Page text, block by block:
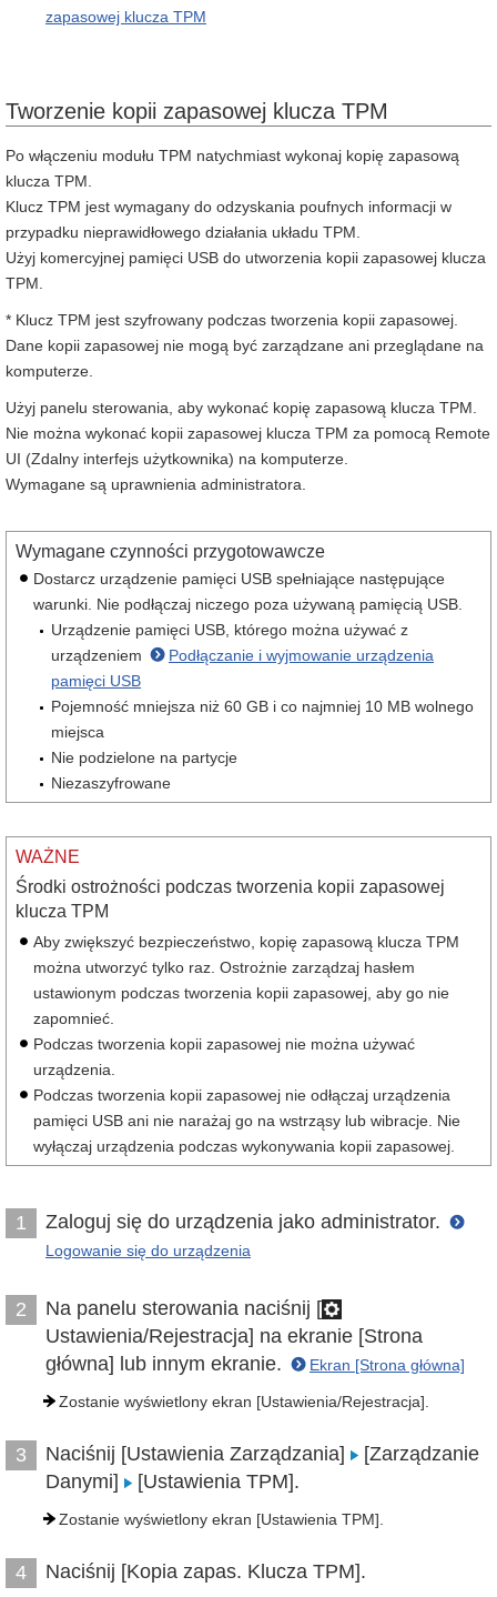
zapasowej klucza TPM
Tworzenie kopii zapasowej klucza TPM
Po włączeniu modułu TPM natychmiast wykonaj kopię zapasową
klucza TPM.
Klucz TPM jest wymagany do odzyskania poufnych informacji w
przypadku nieprawidłowego działania układu TPM.
Użyj komercyjnej pamięci USB do utworzenia kopii zapasowej klucza
TPM.
* Klucz TPM jest szyfrowany podczas tworzenia kopii zapasowej.
Dane kopii zapasowej nie mogą być zarządzane ani przeglądane na
komputerze.
Użyj panelu sterowania, aby wykonać kopię zapasową klucza TPM.
Nie można wykonać kopii zapasowej klucza TPM za pomocą Remote
UI (Zdalny interfejs użytkownika) na komputerze.
Wymagane są uprawnienia administratora.
Wymagane czynności przygotowawcze
Dostarcz urządzenie pamięci USB spełniające następujące
warunki. Nie podłączaj niczego poza używaną pamięcią USB.
Urządzenie pamięci USB, którego można używać z
urządzeniem
Podłączanie i wyjmowanie urządzenia
pamięci USB
Pojemność mniejsza niż 60 GB i co najmniej 10 MB wolnego
miejsca
Nie podzielone na partycje
Niezaszyfrowane
WAŻNE
Środki ostrożności podczas tworzenia kopii zapasowej
klucza TPM
Aby zwiększyć bezpieczeństwo, kopię zapasową klucza TPM
można utworzyć tylko raz. Ostrożnie zarządzaj hasłem
ustawionym podczas tworzenia kopii zapasowej, aby go nie
zapomnieć.
Podczas tworzenia kopii zapasowej nie można używać
urządzenia.
Podczas tworzenia kopii zapasowej nie odłączaj urządzenia
pamięci USB ani nie narażaj go na wstrząsy lub wibracje. Nie
wyłączaj urządzenia podczas wykonywania kopii zapasowej.
1 Zaloguj się do urządzenia jako administrator.
Logowanie się do urządzenia
2
Na panelu sterowania naciśnij [
Ustawienia/Rejestracja] na ekranie [Strona
główna] lub innym ekranie.
Ekran [Strona główna]
Zostanie wyświetlony ekran [Ustawienia/Rejestracja].
3 Naciśnij [Ustawienia Zarządzania]
[Zarządzanie
Danymi]
[Ustawienia TPM].
Zostanie wyświetlony ekran [Ustawienia TPM].
4 Naciśnij [Kopia zapas. Klucza TPM].